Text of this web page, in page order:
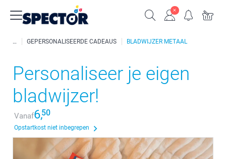
GEPERSONALISEERDE CADEAUS BLADWIJZER METAAL
Personaliseer je eigen
bladwijzer!
Vanaf6,50
Opstartkost niet inbegrepen